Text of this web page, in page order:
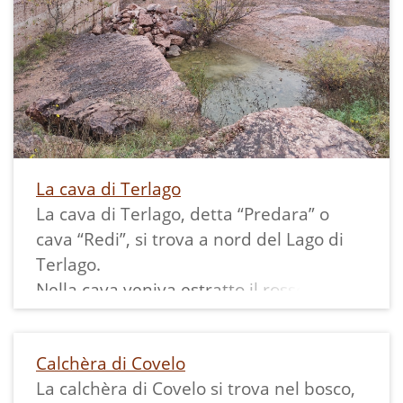
archiviomemoria@ecomuseovalledeilag
hi.it così da arricchire questa scheda.
La cava di Terlago
La cava di Terlago, detta “Predara” o
cava “Redi”, si trova a nord del Lago di
Terlago.
Nella cava veniva estratto il rosso
ammonitico, una roccia sedimentaria
milioni di anni fa e contenente fossili di
ammoniti, belemniti e altri molluschi
Calchèra di Covelo
La calchèra di Covelo si trova nel bosco,